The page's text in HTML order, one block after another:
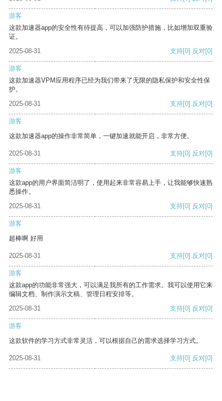
游客
这款加速器app的安全性有待提高，可以加强防护措施，比如增加双重验
证。
2025-08-31
支持[0] 反对[0]
游客
这款加速器VPM应用程序已经为我们带来了无限的隐私保护和安全性保
护。
2025-08-31
支持[0] 反对[0]
游客
这款加速器app的操作非常简单，一键加速就能开启，非常方便。
2025-08-31 支持[0] 反对[0]
游客
这款app的用户界面简洁明了，使用起来非常容易上手，让我能够快速熟
悉操作。
2025-08-31
支持[0] 反对[0]
游客
超棒啊 好用
2025-08-31 支持[0] 反对[0]
游客
这款app的功能非常强大，可以满足我所有的工作需求。我可以使用它来
编辑文档、制作演示文稿、管理日程安排等。
2025-08-31
支持[0] 反对[0]
游客
这款软件的学习方式非常灵活，可以根据自己的需求选择学习方式。
2025-08-31 支持[0] 反对[0]